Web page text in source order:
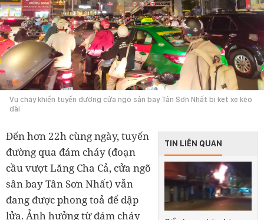
Vụ cháy khiến tuyến đường cửa ngõ sân bay Tân Sơn Nhất bị kẹt xe kéo
dài
TIN LIÊN QUAN
Đến hơn 22h cùng ngày, tuyến
đường qua đám cháy (đoạn
cầu vượt Lăng Cha Cả, cửa ngõ
sân bay Tân Sơn Nhất) vẫn
đang được phong toả để dập
lửa. Ảnh hưởng từ đám cháy